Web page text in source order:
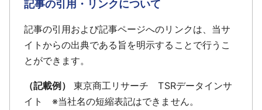
記事の引用・リンクについて
記事の引用および記事ページへのリンクは、当サ
イトからの出典である旨を明示することで行うこ
とができます。
（記載例）
東京商工リサーチ TSRデータインサ
イト ※当社名の短縮表記はできません。